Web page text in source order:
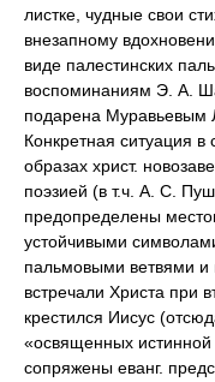
листке, чудные свои
внезапному
виде палестинских
воспоминаниям Э. А.
подарена Муравьевым
Конкретная ситуация в
образах христ.
поэзией (в т.ч. А. С.
предопределены
устойчивыми
пальмовыми ветвями и
встречали Христа при
крестился Иисус
«освященных
сопряжены еванг.